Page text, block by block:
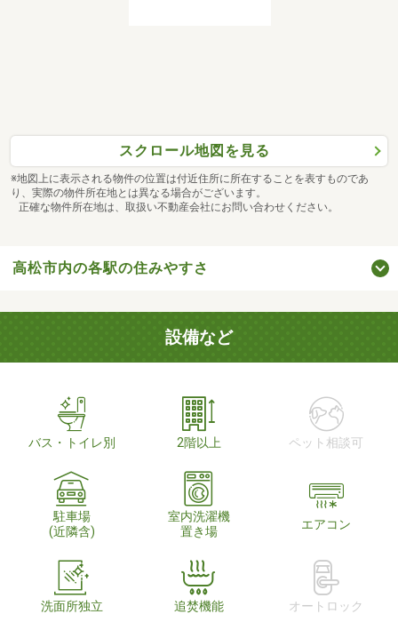
スクロール地図を見る
※地図上に表示される物件の位置は付近住所に所在することを表すものであ
り、実際の物件所在地とは異なる場合がございます。
正確な物件所在地は、取扱い不動産会社にお問い合わせください。
高松市内の各駅の住みやすさ
設備など
バス・トイレ別 2階以上 ペット相談可
駐車場
(近隣含)
室内洗濯機
置き場
エアコン
洗面所独立 追焚機能 オートロック